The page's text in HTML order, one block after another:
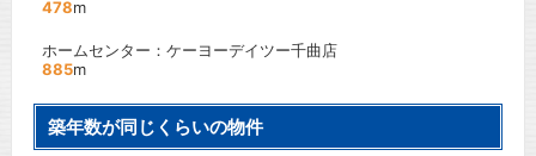
478m
ホームセンター：ケーヨーデイツー千曲店
885m
築年数が同じくらいの物件